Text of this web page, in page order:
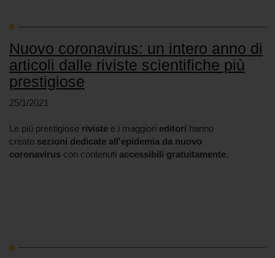
Nuovo coronavirus: un intero anno di
articoli dalle riviste scientifiche più
prestigiose
25/1/2021
Le più prestigiose riviste e i maggiori editori hanno
creato sezioni dedicate all'epidemia da nuovo
coronavirus con contenuti accessibili gratuitamente.